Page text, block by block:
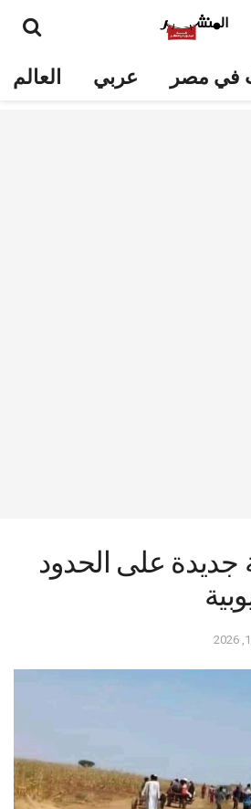
في مصر عربي العالم
جديدة على الحدود